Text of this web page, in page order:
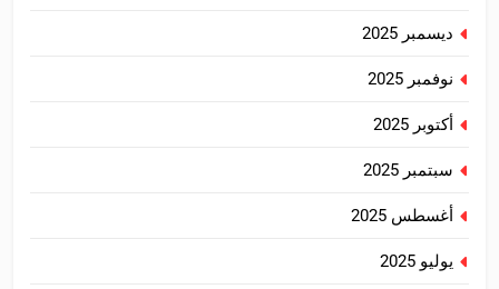
ديسمبر 2025
نوفمبر 2025
أكتوبر 2025
سبتمبر 2025
أغسطس 2025
يوليو 2025